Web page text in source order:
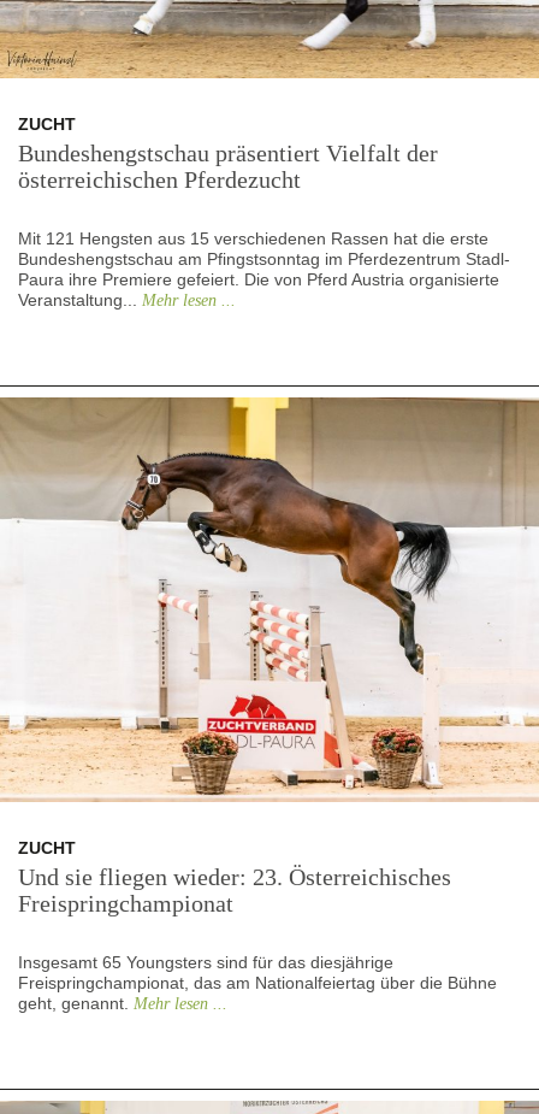
ZUCHT
Bundeshengstschau präsentiert Vielfalt der
österreichischen Pferdezucht
Mit 121 Hengsten aus 15 verschiedenen Rassen hat die erste
Bundeshengstschau am Pfingstsonntag im Pferdezentrum Stadl-
Paura ihre Premiere gefeiert. Die von Pferd Austria organisierte
Veranstaltung... Mehr lesen ...
ZUCHT
Und sie fliegen wieder: 23. Österreichisches
Freispringchampionat
Insgesamt 65 Youngsters sind für das diesjährige
Freispringchampionat, das am Nationalfeiertag über die Bühne
geht, genannt. Mehr lesen ...